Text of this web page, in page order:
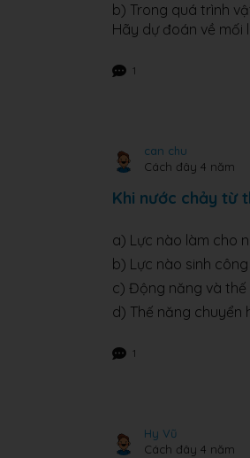
b) Trong quá trình
Hãy dự đoán về mối
1
can chu
Cách đây 4 năm
Khi nước chảy từ
a) Lực nào làm cho
b) Lực nào sinh
c) Động năng và
d) Thế năng
1
Hy Vũ
Cách đây 4 năm